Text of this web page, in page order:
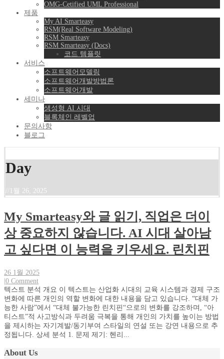
OMG-Cetified UML Professional
제품
My AI Smarteasy
RSM(Real Software Modeling)
RSM Smarteasy
RSM Smarteasy (Docs)
코드 템플릿
서비스
소프트웨어모델링
소프트웨어개발방법론
소프트웨어개발
세미나
생성형 AI 시대
블록체인 레벨업
문의사항
블로그
Day
1월 26, 2025
My Smarteasy와 글 읽기, 직업은 더이
상 중요하지 않습니다. AI 시대 살아남
고 싶다면 이 능력을 키우세요. 린치핀
26 1월 2025
|0 Comment
텍스트 분석 개요 이 텍스트는 산업화 시대의 교육 시스템과 경제 구조
변화에 따른 개인의 역할 변화에 대한 내용을 담고 있습니다. “대체 가
능한 사람”에서 “대체 불가능한 린치핀“으로의 변화를 강조하며, “아
티스트”적 사고방식과 두려움 극복을 통해 개인의 가치를 높이는 방법
을 제시하는 자기계발/동기부여 스타일의 연설 또는 강연 내용으로 추
정됩니다. 상세 분석 1. 문제 제기: 헨리...
About Us